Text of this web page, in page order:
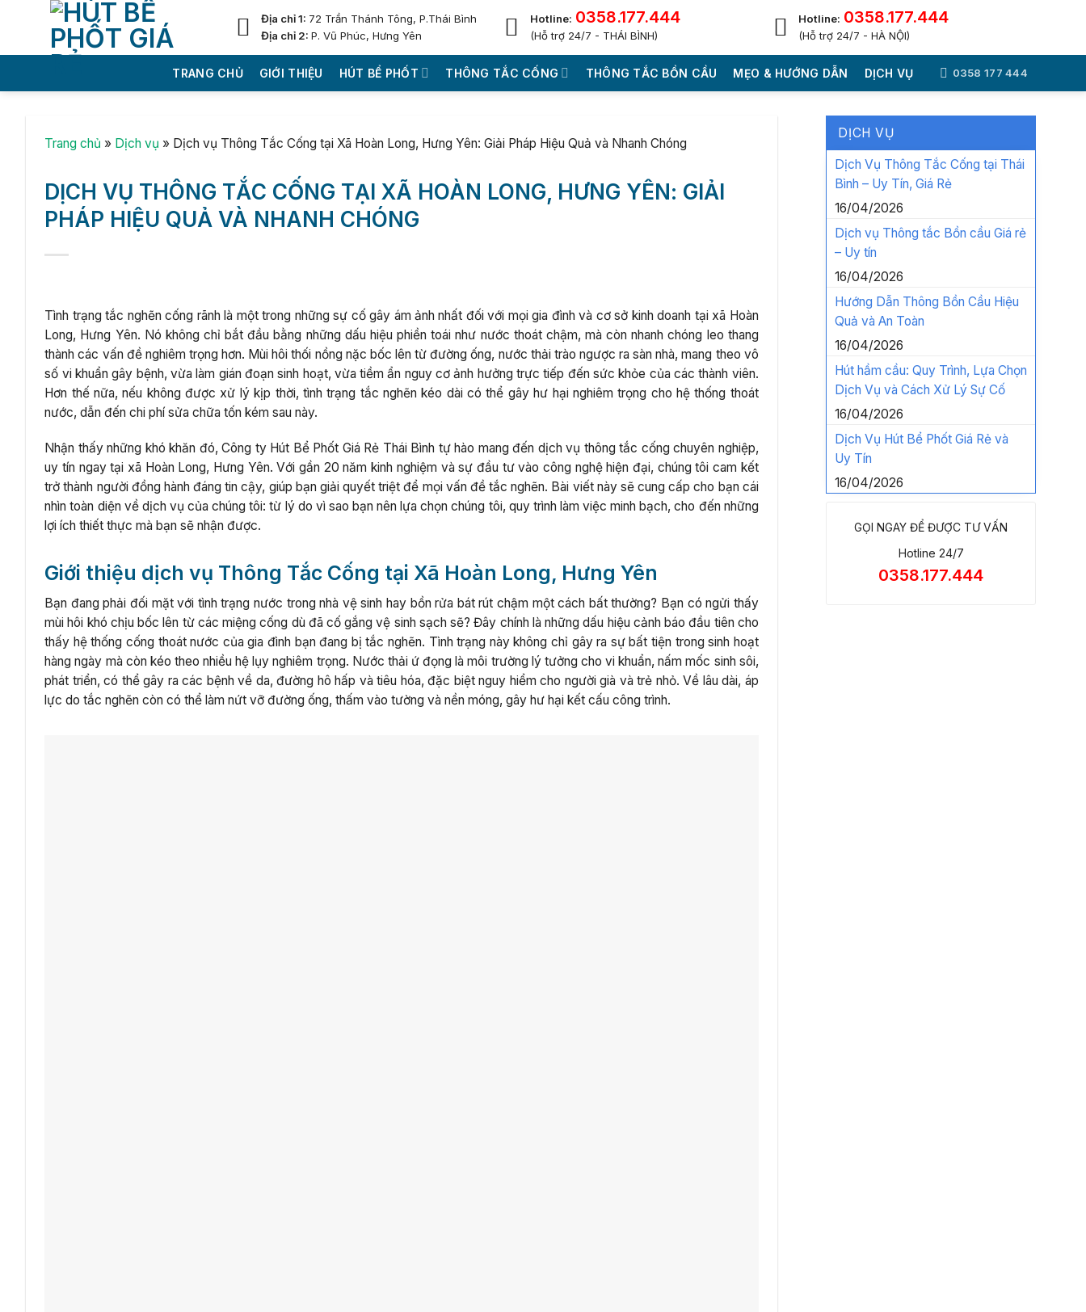
Địa chỉ 1: 72 Trần Thánh Tông, P.Thái Bình
Địa chỉ 2:P. Vũ Phúc, Hưng Yên
Hotline: 0358.177.444
(Hỗ trợ 24/7 - THÁI BÌNH)
Hotline: 0358.177.444
(Hỗ trợ 24/7 - HÀ NỘI)
TRANG CHỦ GIỚI THIỆU HÚT BỂ PHỐT THÔNG TẮC CỐNG THÔNG TẮC BỒN CẦU MẸO & HƯỚNG DẪN DỊCH VỤ 0358 177 444
Trang chủ » Dịch vụ » Dịch vụ Thông Tắc Cống tại Xã Hoàn Long, Hưng Yên: Giải Pháp Hiệu Quả và Nhanh Chóng
DỊCH VỤ THÔNG TẮC CỐNG TẠI XÃ HOÀN LONG, HƯNG YÊN: GIẢI
PHÁP HIỆU QUẢ VÀ NHANH CHÓNG
Tình trạng tắc nghẽn cống rãnh là một trong những sự cố gây ám ảnh nhất đối với mọi gia đình và cơ sở kinh doanh tại xã Hoàn
Long, Hưng Yên. Nó không chỉ bắt đầu bằng những dấu hiệu phiền toái như nước thoát chậm, mà còn nhanh chóng leo thang
thành các vấn đề nghiêm trọng hơn. Mùi hôi thối nồng nặc bốc lên từ đường ống, nước thải trào ngược ra sàn nhà, mang theo vô
số vi khuẩn gây bệnh, vừa làm gián đoạn sinh hoạt, vừa tiềm ẩn nguy cơ ảnh hưởng trực tiếp đến sức khỏe của các thành viên.
Hơn thế nữa, nếu không được xử lý kịp thời, tình trạng tắc nghẽn kéo dài có thể gây hư hại nghiêm trọng cho hệ thống thoát
nước, dẫn đến chi phí sửa chữa tốn kém sau này.
Nhận thấy những khó khăn đó, Công ty Hút Bể Phốt Giá Rẻ Thái Bình tự hào mang đến dịch vụ thông tắc cống chuyên nghiệp,
uy tín ngay tại xã Hoàn Long, Hưng Yên. Với gần 20 năm kinh nghiệm và sự đầu tư vào công nghệ hiện đại, chúng tôi cam kết
trở thành người đồng hành đáng tin cậy, giúp bạn giải quyết triệt để mọi vấn đề tắc nghẽn. Bài viết này sẽ cung cấp cho bạn cái
nhìn toàn diện về dịch vụ của chúng tôi: từ lý do vì sao bạn nên lựa chọn chúng tôi, quy trình làm việc minh bạch, cho đến những
lợi ích thiết thực mà bạn sẽ nhận được.
Giới thiệu dịch vụ Thông Tắc Cống tại Xã Hoàn Long, Hưng Yên
Bạn đang phải đối mặt với tình trạng nước trong nhà vệ sinh hay bồn rửa bát rút chậm một cách bất thường? Bạn có ngửi thấy
mùi hôi khó chịu bốc lên từ các miệng cống dù đã cố gắng vệ sinh sạch sẽ? Đây chính là những dấu hiệu cảnh báo đầu tiên cho
thấy hệ thống cống thoát nước của gia đình bạn đang bị tắc nghẽn. Tình trạng này không chỉ gây ra sự bất tiện trong sinh hoạt
hàng ngày mà còn kéo theo nhiều hệ lụy nghiêm trọng. Nước thải ứ đọng là môi trường lý tưởng cho vi khuẩn, nấm mốc sinh sôi,
phát triển, có thể gây ra các bệnh về da, đường hô hấp và tiêu hóa, đặc biệt nguy hiểm cho người già và trẻ nhỏ. Về lâu dài, áp
lực do tắc nghẽn còn có thể làm nứt vỡ đường ống, thấm vào tường và nền móng, gây hư hại kết cấu công trình.
DỊCH VỤ
Dịch Vụ Thông Tắc Cống tại Thái
Bình – Uy Tín, Giá Rẻ
16/04/2026
Dịch vụ Thông tắc Bồn cầu Giá rẻ
– Uy tín
16/04/2026
Hướng Dẫn Thông Bồn Cầu Hiệu
Quả và An Toàn
16/04/2026
Hút hầm cầu: Quy Trình, Lựa Chọn
Dịch Vụ và Cách Xử Lý Sự Cố
16/04/2026
Dịch Vụ Hút Bể Phốt Giá Rẻ và
Uy Tín
16/04/2026
GỌI NGAY ĐỂ ĐƯỢC TƯ VẤN
Hotline 24/7
0358.177.444